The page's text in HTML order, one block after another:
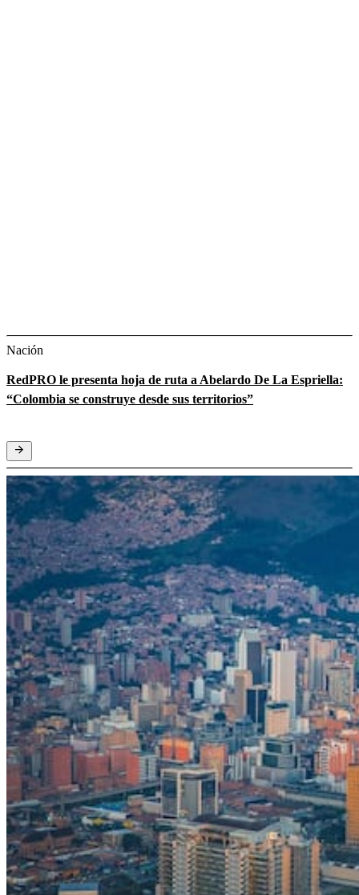
Nación
RedPRO le presenta hoja de ruta a Abelardo De La Espriella:
“Colombia se construye desde sus territorios”